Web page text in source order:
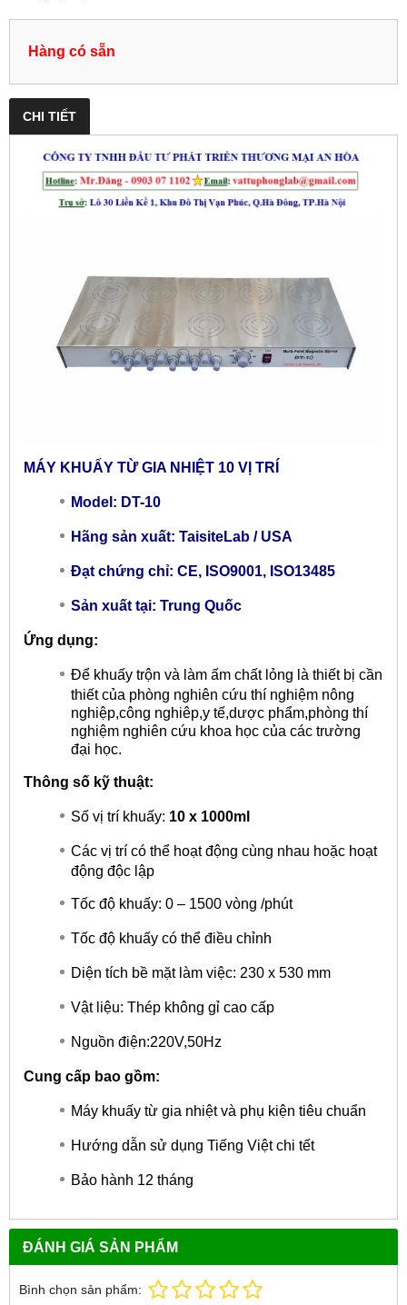
Hàng có sẵn
CHI TIẾT
MÁY KHUẤY TỪ GIA NHIỆT 10 VỊ TRÍ
Model: DT-10
Hãng sản xuất: TaisiteLab / USA
Đạt chứng chỉ: CE, ISO9001, ISO13485
Sản xuất tại: Trung Quốc
Ứng dụng:
Để khuấy trộn và làm ấm chất lỏng là thiết bị cần
thiết của phòng nghiên cứu thí nghiệm nông
nghiệp,công nghiêp,y tế,dược phẩm,phòng thí
nghiệm nghiên cứu khoa học của các trường
đại học.
Thông số kỹ thuật:
Số vị trí khuấy: 10 x 1000ml
Các vị trí có thể hoạt động cùng nhau hoặc hoạt
động độc lập
Tốc độ khuấy: 0 – 1500 vòng /phút
Tốc độ khuấy có thể điều chỉnh
Diện tích bề mặt làm việc: 230 x 530 mm
Vật liệu: Thép không gỉ cao cấp
Nguồn điện:220V,50Hz
Cung cấp bao gồm:
Máy khuấy từ gia nhiệt và phụ kiện tiêu chuẩn
Hướng dẫn sử dụng Tiếng Việt chi tết
Bảo hành 12 tháng
ĐÁNH GIÁ SẢN PHẨM
Bình chọn sản phẩm: